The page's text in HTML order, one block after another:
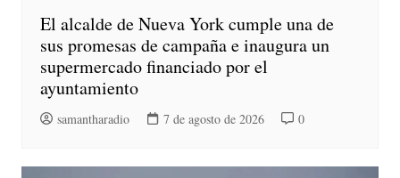
El alcalde de Nueva York cumple una de
sus promesas de campaña e inaugura un
supermercado financiado por el
ayuntamiento
samantharadio 7 de agosto de 2026 0